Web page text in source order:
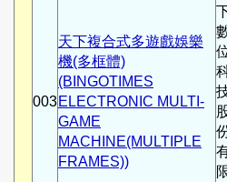
003
天下複合式多遊戲娛樂
機(多框體)
(BINGOTIMES
ELECTRONIC MULTI-
GAME
MACHINE(MULTIPLE
FRAMES))